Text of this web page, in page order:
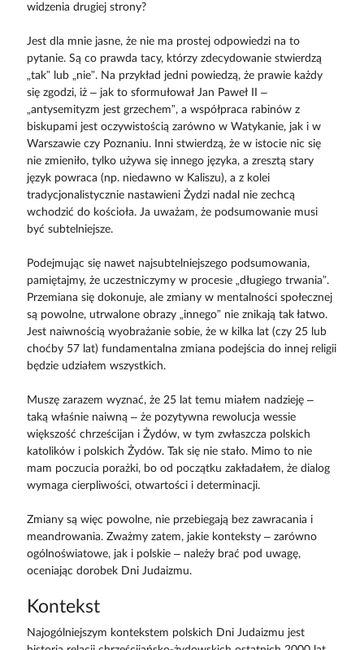
widzenia drugiej strony?
Jest dla mnie jasne, że nie ma prostej odpowiedzi na to
pytanie. Są co prawda tacy, którzy zdecydowanie stwierdzą
„tak” lub „nie”. Na przykład jedni powiedzą, że prawie każdy
się zgodzi, iż – jak to sformułował Jan Paweł II –
„antysemityzm jest grzechem”, a współpraca rabinów z
biskupami jest oczywistością zarówno w Watykanie, jak i w
Warszawie czy Poznaniu. Inni stwierdzą, że w istocie nic się
nie zmieniło, tylko używa się innego języka, a zresztą stary
język powraca (np. niedawno w Kaliszu), a z kolei
tradycjonalistycznie nastawieni Żydzi nadal nie zechcą
wchodzić do kościoła. Ja uważam, że podsumowanie musi
być subtelniejsze.
Podejmując się nawet najsubtelniejszego podsumowania,
pamiętajmy, że uczestniczymy w procesie „długiego trwania”.
Przemiana się dokonuje, ale zmiany w mentalności społecznej
są powolne, utrwalone obrazy „innego” nie znikają tak łatwo.
Jest naiwnością wyobrażanie sobie, że w kilka lat (czy 25 lub
choćby 57 lat) fundamentalna zmiana podejścia do innej religii
będzie udziałem wszystkich.
Muszę zarazem wyznać, że 25 lat temu miałem nadzieję –
taką właśnie naiwną – że pozytywna rewolucja wessie
większość chrześcijan i Żydów, w tym zwłaszcza polskich
katolików i polskich Żydów. Tak się nie stało. Mimo to nie
mam poczucia porażki, bo od początku zakładałem, że dialog
wymaga cierpliwości, otwartości i determinacji.
Zmiany są więc powolne, nie przebiegają bez zawracania i
meandrowania. Zważmy zatem, jakie konteksty – zarówno
ogólnoświatowe, jak i polskie – należy brać pod uwagę,
oceniając dorobek Dni Judaizmu.
Kontekst
Najogólniejszym kontekstem polskich Dni Judaizmu jest